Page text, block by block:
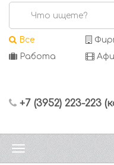
Все
Работа
+7 (3952) 223-